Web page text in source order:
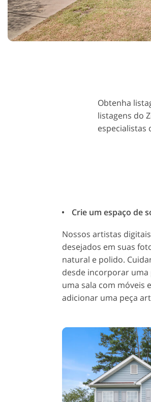
Serviços de retoque de
produtos
Obtenha
listagens do
especialistas
Crie um espaço de
Nossos artistas
desejados em suas
natural e polido.
desde incorporar
uma sala com móveis
adicionar uma peça